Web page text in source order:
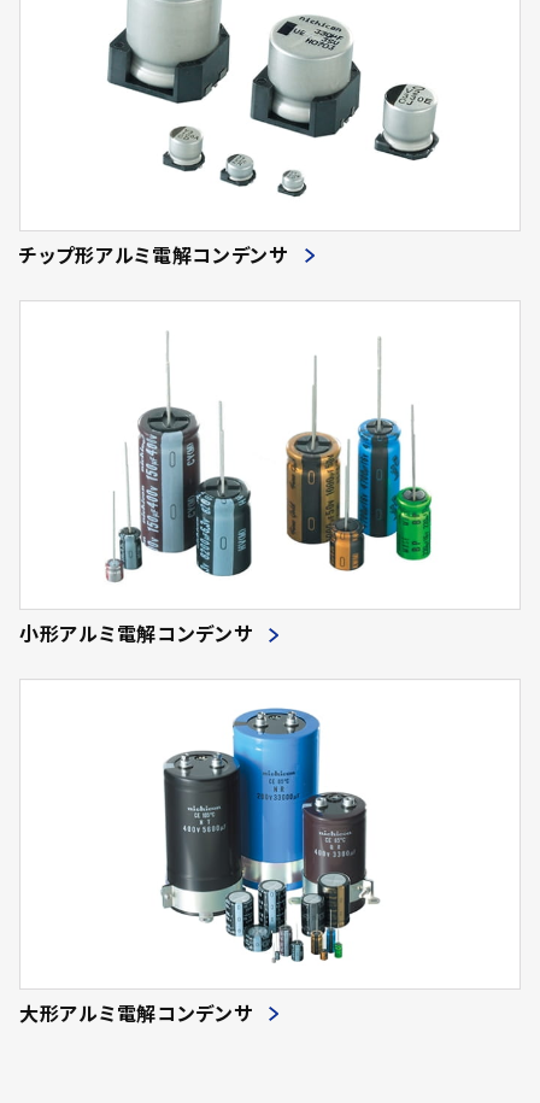
チップ形アルミ電解コンデンサ
小形アルミ電解コンデンサ
大形アルミ電解コンデンサ